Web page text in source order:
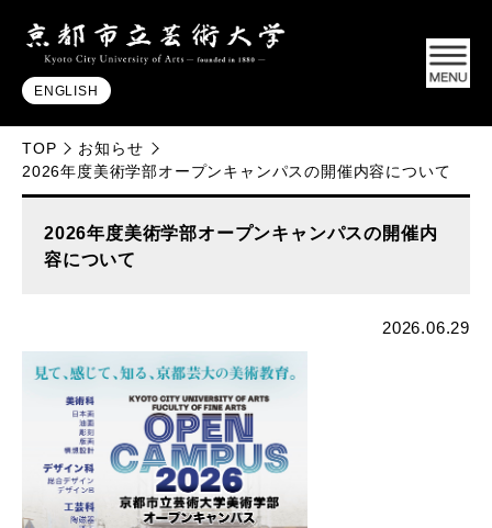
ENGLISH
TOP
お知らせ
2026年度美術学部オープンキャンパスの開催内容について
2026年度美術学部オープンキャンパスの開催内
容について
2026.06.29